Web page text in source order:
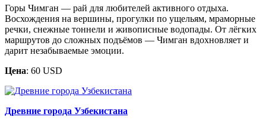
Горы Чимган — рай для любителей активного отдыха.
Восхождения на вершины, прогулки по ущельям, мраморные
речки, снежные тоннели и живописные водопады. От лёгких
маршрутов до сложных подъёмов — Чимган вдохновляет и
дарит незабываемые эмоции.
Цена: 60 USD
Древние города Узбекистана